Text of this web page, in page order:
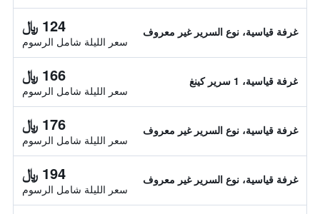
غرفة قياسية، نوع السرير غير معروف 124 ﷼
سعر الليلة شامل الرسوم
غرفة قياسية، 1 سرير كينغ 166 ﷼
سعر الليلة شامل الرسوم
غرفة قياسية، نوع السرير غير معروف 176 ﷼
سعر الليلة شامل الرسوم
غرفة قياسية، نوع السرير غير معروف 194 ﷼
سعر الليلة شامل الرسوم